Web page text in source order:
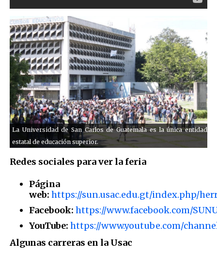
La Universidad de San Carlos de Guatemala es la única entidad
estatal de educación superior.
Redes sociales para ver la feria
Página
web: https://sun.usac.edu.gt/index.php/
Facebook: https://www.facebook.com/
YouTube: https://www.youtube.com/
Algunas carreras en la Usac